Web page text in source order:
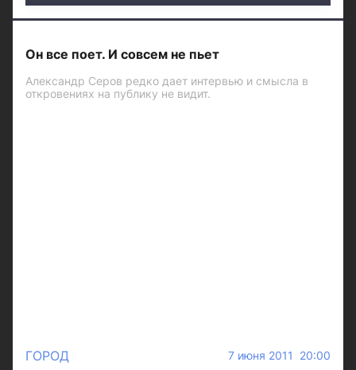
Он все поет. И совсем не пьет
Александр Серов редко дает интервью и смысла в
откровениях на публику не видит.
ГОРОД 7 июня 2011 20:00